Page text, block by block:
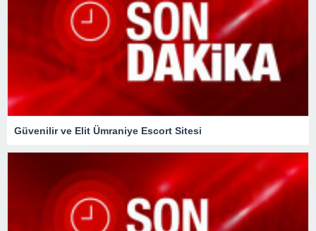
Güvenilir ve Elit Ümraniye Escort Sitesi